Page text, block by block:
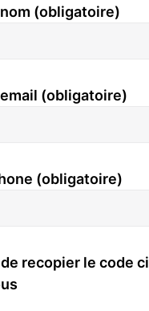
(obligatoire)
(obligatoire)
(obligatoire)
recopier le code ci